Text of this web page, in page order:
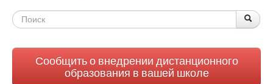
новой
детства
Форма
Сообщить о внедрении дистанционного
образования в вашей школе